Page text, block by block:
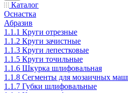
Каталог
Оснастка
Абразив
1.1.1 Круги отрезные
1.1.2 Круги зачистные
1.1.3 Круги лепестковые
1.1.5 Круги точильные
1.1.6 Шкурка шлифовальная
1.1.8 Сегменты для мозаичных
1.1.7 Губки шлифовальные